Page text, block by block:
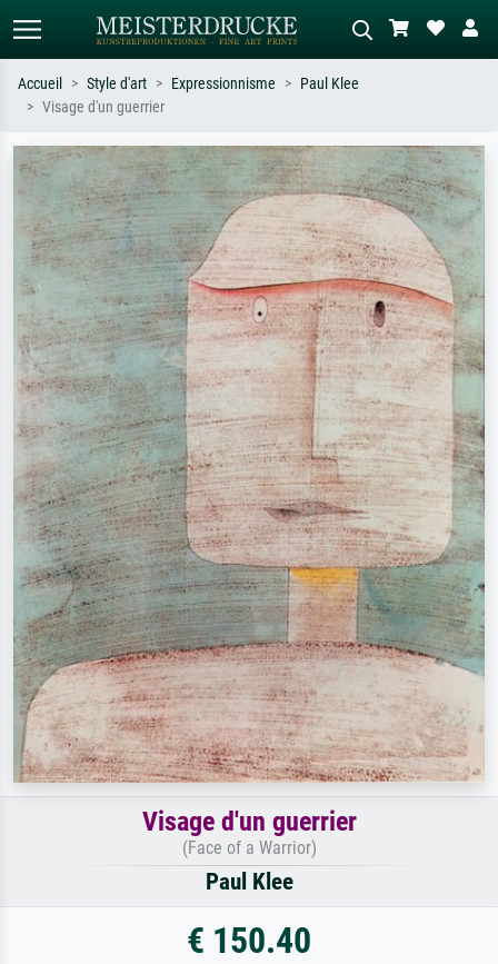
Recherchez par artiste, titre ou style –
ex. Monet, Nuit étoilée,
impressionnisme, vague de Hokusai,
nu.
Décrivez la scène – ex. prairie verte,
abstrait avec beaucoup de rouge,
tableau sombre, nu debout près d'un
Accueil Style d'art Expressionnisme
Paul Klee
Visage d'un guerrier
Visage d'un guerrier
(Face of a Warrior)
Paul Klee
€ 150.40